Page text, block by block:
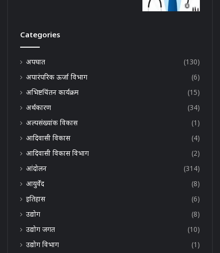
Categories
अपघात
(130)
अपारंपरिक ऊर्जा विभाग
(6)
अभिष्टचिंतन कार्यक्रम
(15)
अर्थकारण
(34)
अल्पसंख्यांक विकास
(1)
आदिवासी विकास
(4)
आदिवासी विकास विभाग
(2)
आंदोलन
(314)
आयुर्वेद
(8)
इतिहास
(6)
उद्योग
(8)
उद्योग जगत
(10)
उद्योग विभाग
(1)